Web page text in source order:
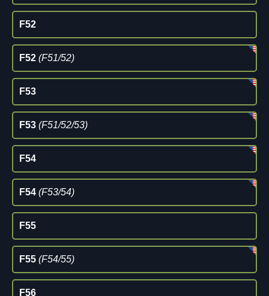
F52
F52 (F51/52)
F53
F53 (F51/52/53)
F54
F54 (F53/54)
F55
F55 (F54/55)
F56